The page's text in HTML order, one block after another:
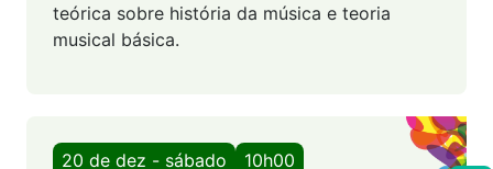
teórica sobre história da música e teoria
musical básica.
20 de dez - sábado 10h00